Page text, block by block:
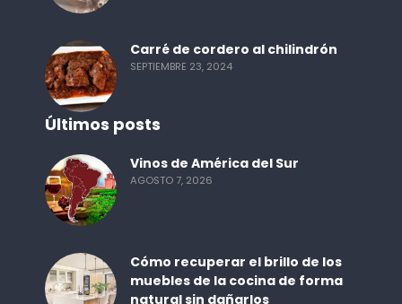
Carré de cordero al chilindrón
SEPTIEMBRE 23, 2024
Últimos posts
Vinos de América del Sur
AGOSTO 7, 2026
Cómo recuperar el brillo de los
muebles de la cocina de forma
natural sin dañarlos